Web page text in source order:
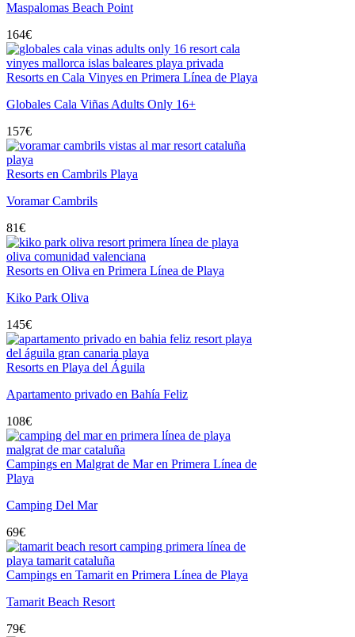
Maspalomas Beach Point
164€
Resorts en Cala Vinyes en Primera Línea de Playa
Globales Cala Viñas Adults Only 16+
157€
Resorts en Cambrils Playa
Voramar Cambrils
81€
Resorts en Oliva en Primera Línea de Playa
Kiko Park Oliva
145€
Resorts en Playa del Águila
Apartamento privado en Bahía Feliz
108€
Campings en Malgrat de Mar en Primera Línea de
Playa
Camping Del Mar
69€
Campings en Tamarit en Primera Línea de Playa
Tamarit Beach Resort
79€